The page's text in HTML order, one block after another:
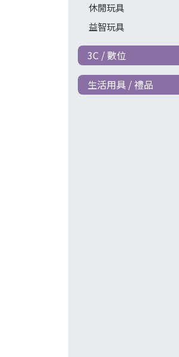
休閒玩具
益智玩具
3C / 數位
生活用具 / 禮品